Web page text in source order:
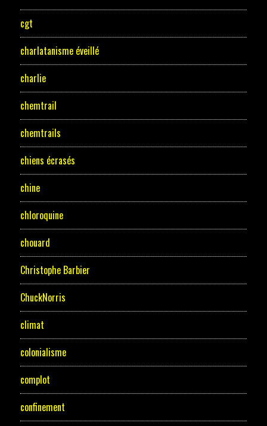
cgt
charlatanisme éveillé
charlie
chemtrail
chemtrails
chiens écrasés
chine
chloroquine
chouard
Christophe Barbier
ChuckNorris
climat
colonialisme
complot
confinement